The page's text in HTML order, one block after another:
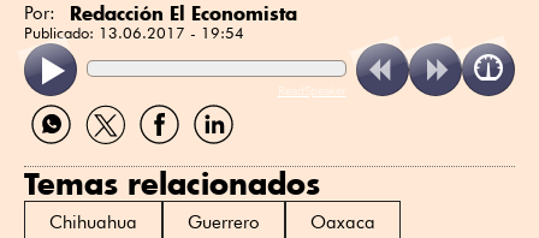
Por: Redacción El Economista
Publicado: 13.06.2017 - 19:54
ReadSpeaker
Compartir
por
Compartir
por
Compartir
por
Compartir
por
Temas relacionados
Chihuahua Guerrero
Oaxaca